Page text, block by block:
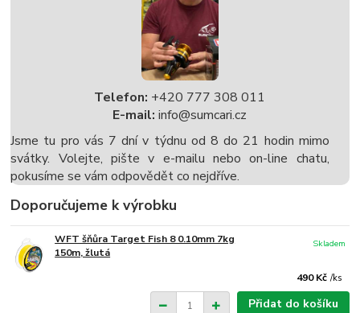
Telefon: +420 777 308 011
E-mail: info@sumcari.cz
Jsme tu pro vás 7 dní v týdnu od 8 do 21 hodin mimo
svátky. Volejte, pište v e-mailu nebo on-line chatu,
pokusíme se vám odpovědět co nejdříve.
Doporučujeme k výrobku
WFT šňůra Target Fish 8 0.10mm 7kg
150m, žlutá
490 Kč /ks
Skladem
Přidat do košíku